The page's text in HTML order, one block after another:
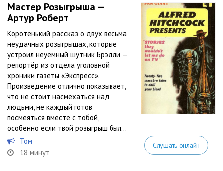
Мастер Розыгрыша —
Артур Роберт
Коротенький рассказ о двух весьма
неудачных розыгрышах, которые
устроил неуёмный шутник Брэдли —
репортёр из отдела уголовной
хроники газеты «Экспресс».
Произведение отлично показывает,
что не стоит насмехаться над
людьми, не каждый готов
посмеяться вместе с тобой,
особенно если твой розыгрыш был...
Том
18 минут
Слушать онлайн